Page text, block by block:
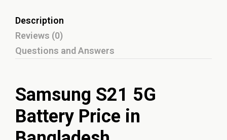
Description
Reviews (0)
Questions and Answers
Samsung S21 5G
Battery Price in